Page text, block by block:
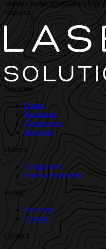
wensen zodat het eindresultaat
moment.
Navigatie
Home
Producten
Glasgravure
Inspiratie
Horeca
Glasgravure
Horeca Producten
Bedrijf
Over ons
Contact
Contact